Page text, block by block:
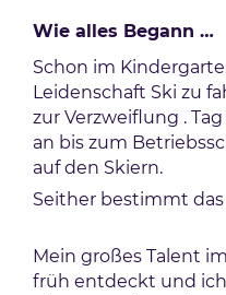
Wie alles Begann …
Schon im
Leidenschaft Ski zu
zur Verzweiflung .
an bis zum
auf den Skiern.
Seither bestimmt
Mein großes Talent
früh entdeckt und